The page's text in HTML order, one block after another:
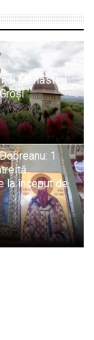
Mănăstirii
1
la început de